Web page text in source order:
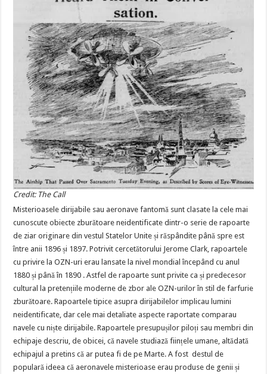
Credit: The Call
Misterioasele dirijabile sau aeronave fantomă sunt clasate la cele mai
cunoscute obiecte zburătoare neidentificate dintr-o serie de rapoarte
de ziar originare din vestul Statelor Unite și răspândite până spre est
între anii 1896 și 1897. Potrivit cercetătorului Jerome Clark, rapoartele
cu privire la OZN-uri erau lansate la nivel mondial începând cu anul
1880 și până în 1890 . Astfel de rapoarte sunt privite ca și predecesor
cultural la pretențiile moderne de zbor ale OZN-urilor în stil de farfurie
zburătoare. Rapoartele tipice asupra dirijabilelor implicau lumini
neidentificate, dar cele mai detaliate aspecte raportate comparau
navele cu niște dirijabile. Rapoartele presupușilor piloți sau membri din
echipaje descriu, de obicei, că navele studiază ființele umane, altădată
echipajul a pretins că ar putea fi de pe Marte. A fost destul de
populară ideea că aeronavele misterioase erau produse de genii și